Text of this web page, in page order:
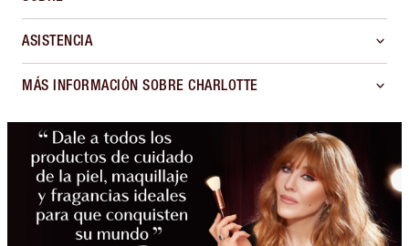
ASISTENCIA
MÁS INFORMACIÓN SOBRE CHARLOTTE